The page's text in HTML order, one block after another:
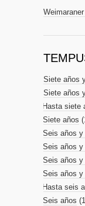
Siete años
Siete años
Hasta siete
Siete años
Seis años
Seis años
Seis años
Seis años
Hasta seis
Seis años